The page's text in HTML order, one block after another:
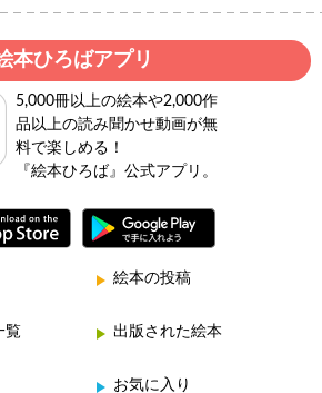
本ひろばアプリ
5,000冊以上の絵本や2,000作
品以上の読み聞かせ動画が無
料で楽しめる！
『絵本ひろば』公式アプリ。
絵本の投稿
覧 出版された絵本
お気に入り